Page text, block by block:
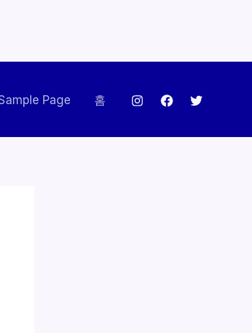
Page 홈